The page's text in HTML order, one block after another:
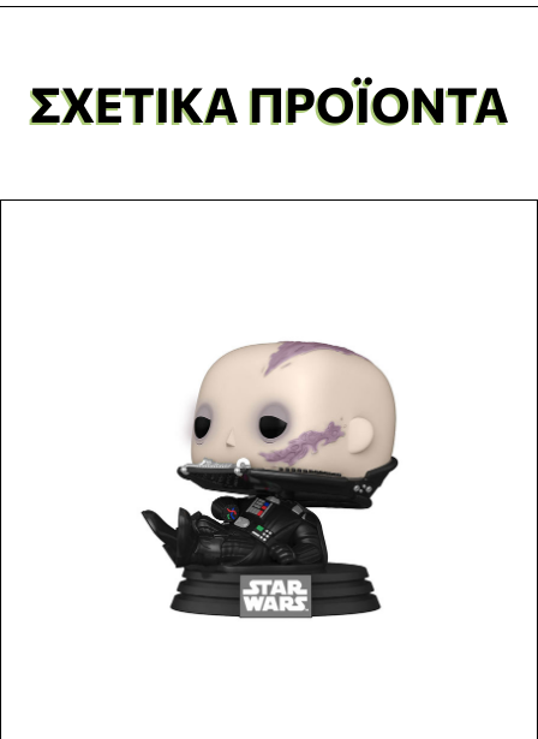
ΣΧΕΤΙΚΆ ΠΡΟΪΌΝΤΑ